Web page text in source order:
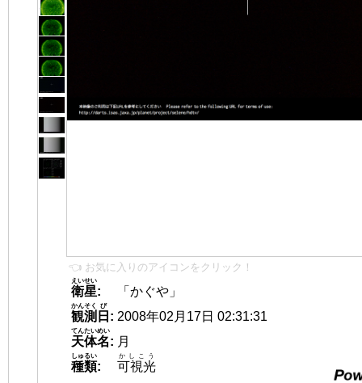
👈 お気に入りのアイコンをクリック！
衛星
えいせい
:
「かぐや」
観測
かんそく
日
び
: 2008年02月17日 02:31:31
天体名
てんたいめい
: 月
種類
しゅるい
: 可視光
かしこう